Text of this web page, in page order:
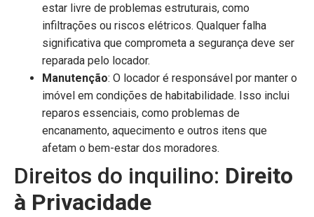
estar livre de problemas estruturais, como
infiltrações ou riscos elétricos. Qualquer falha
significativa que comprometa a segurança deve ser
reparada pelo locador.
Manutenção: O locador é responsável por manter o
imóvel em condições de habitabilidade. Isso inclui
reparos essenciais, como problemas de
encanamento, aquecimento e outros itens que
afetam o bem-estar dos moradores.
Direitos do inquilino: Direito
à Privacidade